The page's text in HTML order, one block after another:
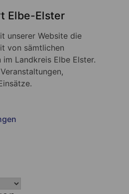
Elbe-Elster
unserer Website die
von sämtlichen
Landkreis Elbe Elster.